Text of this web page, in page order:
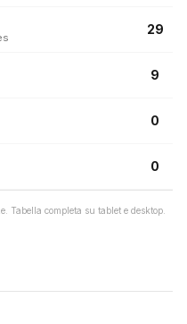
29
9
0
0
Tabella completa su tablet e desktop.